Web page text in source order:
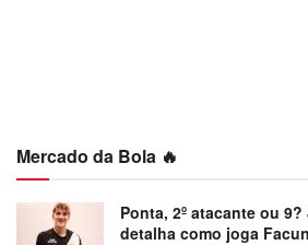
Mercado da Bola 🔥
Ponta, 2º atacante ou
detalha como joga